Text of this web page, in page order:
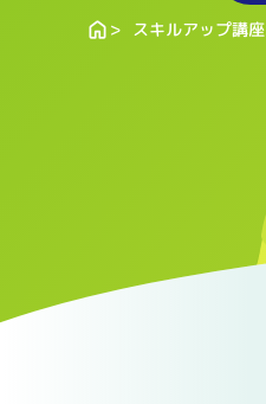
スキルアップ講座